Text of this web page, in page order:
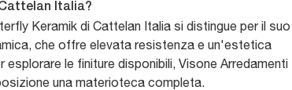
Italia?
Keramik di Cattelan Italia si distingue per il suo
che offre elevata resistenza e un'estetica
esplorare le finiture disponibili, Visone Arredamenti
una materioteca completa.